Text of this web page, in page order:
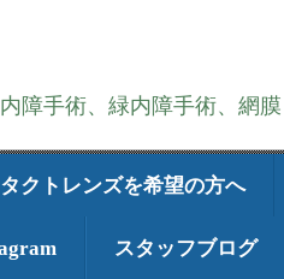
障手術、緑内障手術、網膜
クトレンズを希望の方へ
スタッフブログ